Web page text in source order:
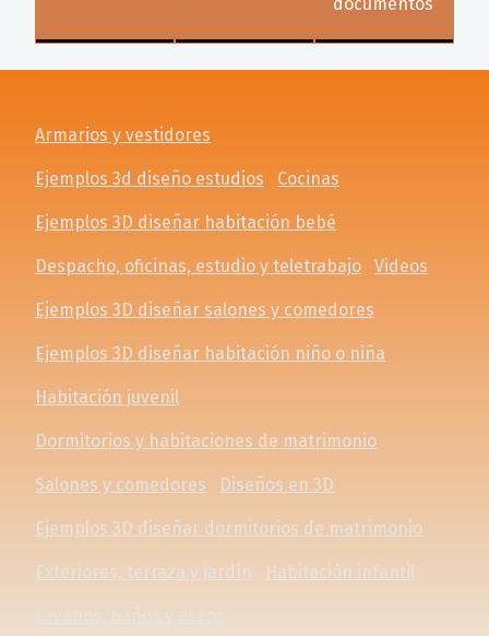
documentos
Armarios y vestidores
Ejemplos 3d diseño estudios Cocinas
Ejemplos 3D diseñar habitación bebé
Despacho, oficinas, estudio y teletrabajo Videos
Ejemplos 3D diseñar salones y comedores
Ejemplos 3D diseñar habitación niño o niña
Habitación juvenil
Dormitorios y habitaciones de matrimonio
Salones y comedores Diseños en 3D
Ejemplos 3D diseñar dormitorios de matrimonio
Exteriores, terraza y jardín Habitación infantil
Lavabos, baños y aseos